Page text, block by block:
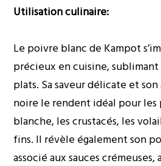
Utilisation culinaire:
Le poivre blanc de Kampot
précieux en cuisine,
plats. Sa saveur délicate et
noire le rendent idéal pour les
blanche, les crustacés, les
fins. Il révèle également son
associé aux sauces